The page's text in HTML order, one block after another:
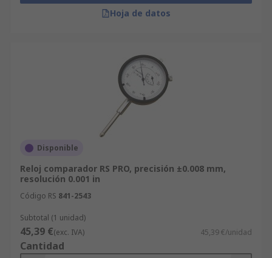
Hoja de datos
Disponible
Reloj comparador RS PRO, precisión ±0.008 mm,
resolución 0.001 in
Código RS 841-2543
Subtotal (1 unidad)
45,39 €(exc. IVA) 45,39 €/unidad
Cantidad